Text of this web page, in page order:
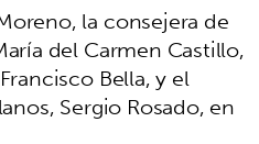
la consejera de
del Carmen Castillo,
Bella, y el
Sergio Rosado, en